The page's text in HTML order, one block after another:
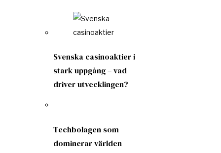
Svenska casinoaktier i
stark uppgång – vad
driver utvecklingen?
Techbolagen som
dominerar världen